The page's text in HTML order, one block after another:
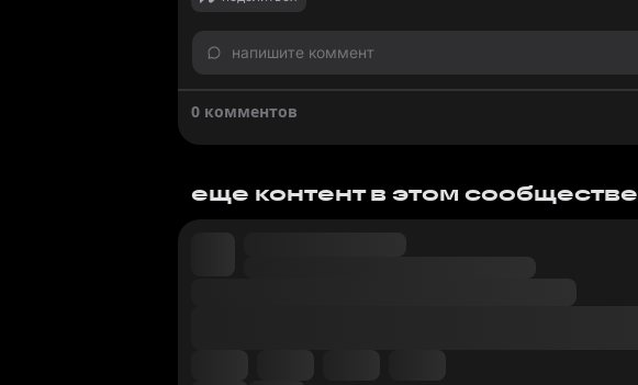
напишите коммент
0 комментов
еще контент в этом сообществе